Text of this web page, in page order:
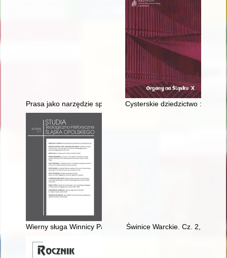
Prasa jako narzędzie społecznej i politycznej aktywizacji
Cysterskie dziedzictwo :
Wierny sługa Winnicy Pańskiej" ks. Tadeusz Pieczko (1936-
Świnice Warckie. Cz. 2,